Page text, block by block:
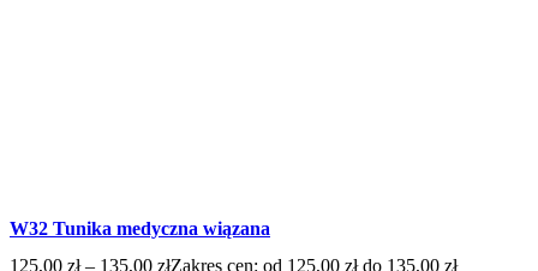
W32 Tunika medyczna wiązana
125,00 zł – 135,00 złZakres cen: od 125,00 zł do 135,00 zł